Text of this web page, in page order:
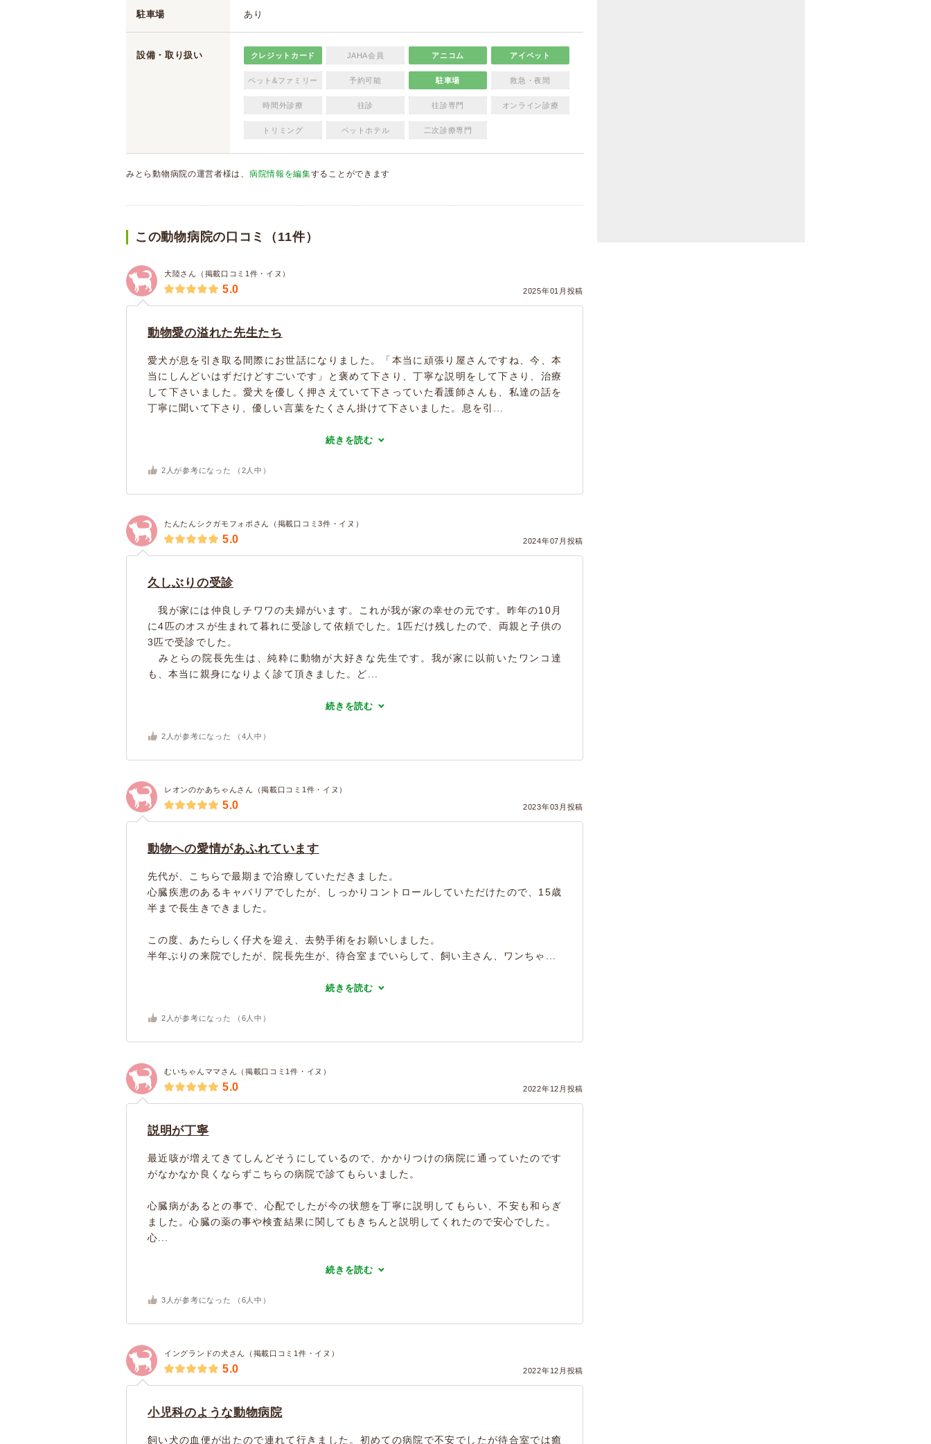
駐車場 あり
設備・取り扱い クレジットカード JAHA会員 アニコム アイペット
ペット&ファミリー 予約可能 駐車場 救急・夜間
時間外診療 往診 往診専門 オンライン診療
トリミング ペットホテル 二次診療専門
みとら動物病院の運営者様は、 病院情報を編集することができます
この動物病院の口コミ（11件）
大陸さん（掲載口コミ1件・イヌ）
2025年01月投稿
5.0
動物愛の溢れた先生たち
愛犬が息を引き取る間際にお世話になりました。「本当に頑張り屋さんですね、今、本
当にしんどいはずだけどすごいです」と褒めて下さり、丁寧な説明をして下さり、治療
して下さいました。愛犬を優しく押さえていて下さっていた看護師さんも、私達の話を
丁寧に聞いて下さり、優しい言葉をたくさん掛けて下さいました。息を引...
続きを読む
2 人が参考になった （ 2 人中）
たんたんシクガモフォポさん（掲載口コミ3件・イヌ）
2024年07月投稿
5.0
久しぶりの受診
我が家には仲良しチワワの夫婦がいます。これが我が家の幸せの元です。昨年の10月
に4匹のオスが生まれて暮れに受診して依頼でした。1匹だけ残したので、両親と子供の
3匹で受診でした。
みとらの院長先生は、純粋に動物が大好きな先生です。我が家に以前いたワンコ達
も、本当に親身になりよく診て頂きました。ど...
続きを読む
2 人が参考になった （ 4 人中）
レオンのかあちゃんさん（掲載口コミ1件・イヌ）
2023年03月投稿
5.0
動物への愛情があふれています
先代が、こちらで最期まで治療していただきました。
心臓疾患のあるキャバリアでしたが、しっかりコントロールしていただけたので、15歳
半まで長生きできました。
この度、あたらしく仔犬を迎え、去勢手術をお願いしました。
半年ぶりの来院でしたが、院長先生が、待合室までいらして、飼い主さん、ワンちゃ...
続きを読む
2 人が参考になった （ 6 人中）
むいちゃんママさん（掲載口コミ1件・イヌ）
2022年12月投稿
5.0
説明が丁寧
最近咳が増えてきてしんどそうにしているので、かかりつけの病院に通っていたのです
がなかなか良くならずこちらの病院で診てもらいました。
心臓病があるとの事で、心配でしたが今の状態を丁寧に説明してもらい、不安も和らぎ
ました。心臓の薬の事や検査結果に関してもきちんと説明してくれたので安心でした。
心...
続きを読む
3 人が参考になった （ 6 人中）
イングランドの犬さん（掲載口コミ1件・イヌ）
2022年12月投稿
5.0
小児科のような動物病院
飼い犬の血便が出たので連れて行きました。初めての病院で不安でしたが待合室では癒